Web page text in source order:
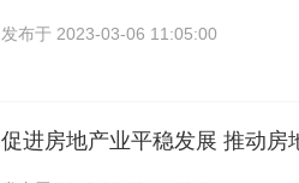
发布于 2023-03-06 11:05:00
促进房地产业平稳发展 推动房